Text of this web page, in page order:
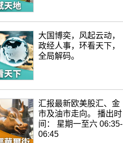
大国博奕，风起云动，
政经人事，环看天下，
全局解码。
汇报最新欧美股汇、金
市及油市走向。 播出时
间： 星期一至六 06:35-
06:45